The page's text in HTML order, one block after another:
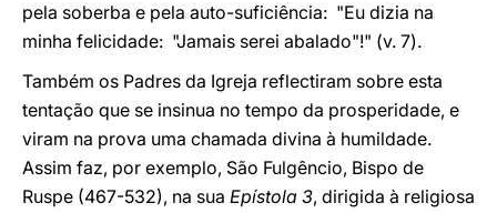
pela soberba e pela auto-suficiência: "Eu dizia na
minha felicidade: "Jamais serei abalado"!" (v. 7).
Também os Padres da Igreja reflectiram sobre esta
tentação que se insinua no tempo da prosperidade, e
viram na prova uma chamada divina à humildade.
Assim faz, por exemplo, São Fulgêncio, Bispo de
Ruspe (467-532), na sua Epístola 3, dirigida à religiosa